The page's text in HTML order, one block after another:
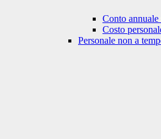
Conto annuale
Costo
Personale non a